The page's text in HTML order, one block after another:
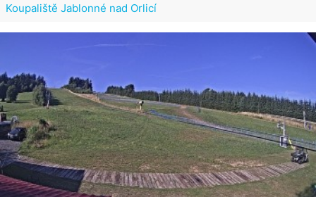
Koupaliště Jablonné nad Orlicí